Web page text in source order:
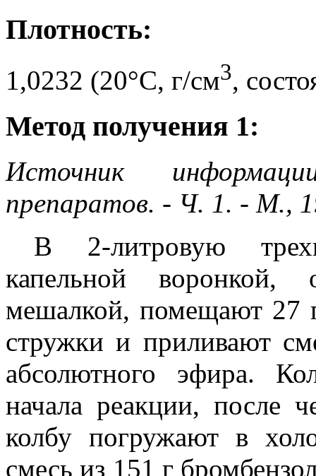
Плотность:
1,0232 (20°C, г/см3,
Метод получения 1:
Источник
препаратов. - Ч. 1. - М.,
В 2-литровую
капельной воронкой,
мешалкой, помещают 27
стружки и приливают
абсолютного эфира.
начала реакции, после
колбу погружают в
смесь из 151 г